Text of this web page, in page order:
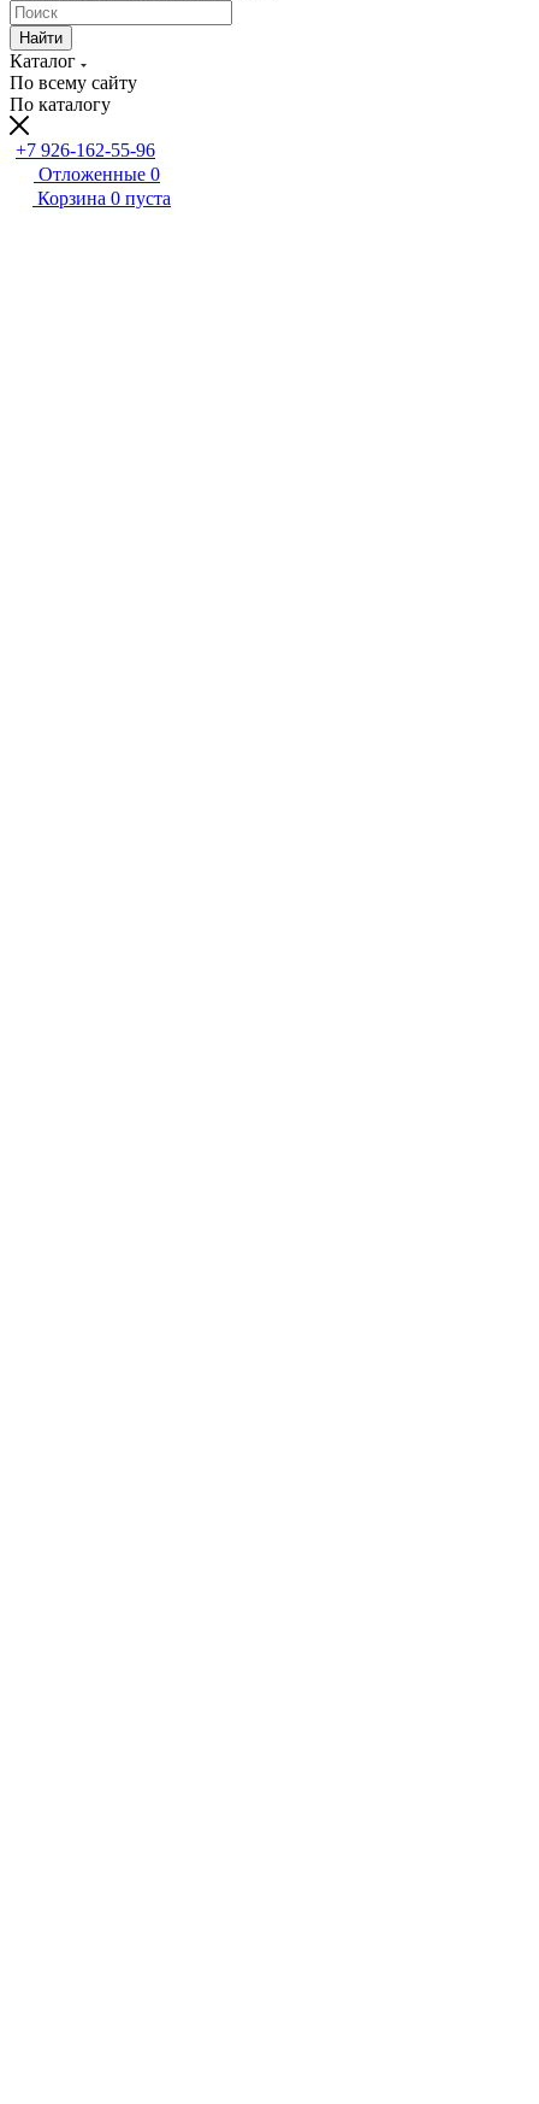
Найти
Каталог
По всему сайту
По каталогу
+7 926-162-55-96
Отложенные 0
Корзина 0 пуста